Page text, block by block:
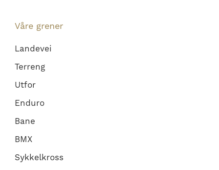
Våre grener
Landevei
Terreng
Utfor
Enduro
Bane
BMX
Sykkelkross